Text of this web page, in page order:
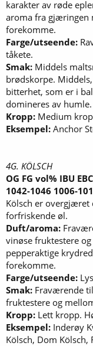
karakter av røde
aroma fra gjæringen
forekomme.
Farge/utseende:
tåkete.
Smak: Middels
brødskorpe.
bitterhet, som er i
domineres av humle.
Kropp: Medium
Eksempel: Anchor
4G. KÖLSCH
OG FG vol% IBU EBC
1042-1046 1006-
Kölsch er overgjæret
forfriskende øl.
Duft/aroma:
vinøse fruktestere
pepperaktige
forekomme.
Farge/utseende:
Smak: Fraværende
fruktestere og
Kropp: Lett kropp.
Eksempel: Inderøy
Kölsch, Dom Kölsch,